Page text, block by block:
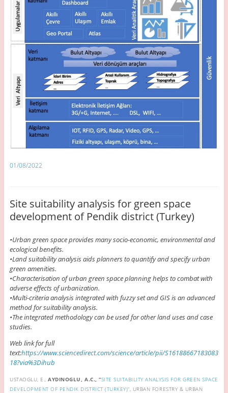
01/08/2022
Site suitability analysis for green space
development of Pendik district (Turkey)
•Urban green space provides many socio-economic, environmental and
ecological benefits.
•Land suitability analysis aids planners to quantify and specify urban
green amenities.
•Characterisation of urban green space planning helps to combat with
adverse effects of urbanization.
•Multi-criteria analysis integrated with fuzzy set and GIS is an advanced
method for suitability analysis.
•The integrated methodology can be used for other land uses and case
studies.
Web link for full
text:https://www.sciencedirect.com/science/article/pii/S16188667183083
18?via%3Dihub
USTAOGLU, E.,AYDINOGLU, A.C., “SITE SUITABILITY ANALYSIS FOR GREEN SPACE
DEVELOPMENT OF PENDIK DISTRICT (TURKEY)“, URBAN FORESTRY & URBAN